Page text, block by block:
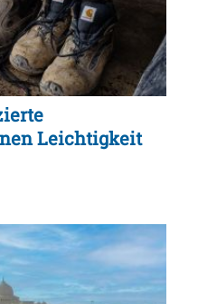
Leichtigkeit